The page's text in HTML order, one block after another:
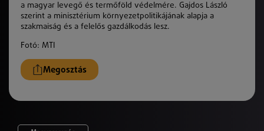
a magyar levegő és termőföld védelmére. Gajdos László
szerint a minisztérium környezetpolitikájának alapja a
szakmaiság és a felelős gazdálkodás lesz.
Fotó: MTI
Megosztás